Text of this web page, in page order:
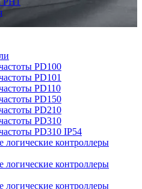
PD100
PD101
PD110
PD150
PD210
PD310
PD310 IP54
контроллеры
контроллеры
контроллеры